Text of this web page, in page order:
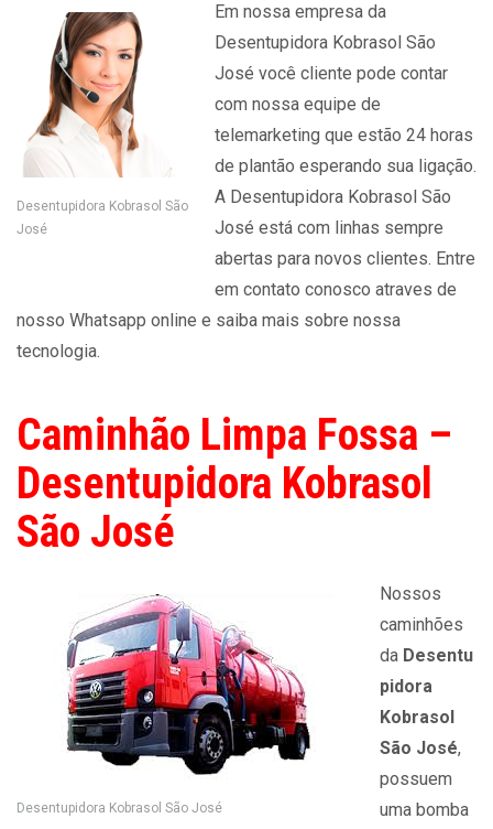
Desentupidora Kobrasol São
José
Em nossa empresa da
Desentupidora Kobrasol São
José você cliente pode contar
com nossa equipe de
telemarketing que estão 24 horas
de plantão esperando sua ligação.
A Desentupidora Kobrasol São
José está com linhas sempre
abertas para novos clientes. Entre
em contato conosco atraves de
nosso Whatsapp online e saiba mais sobre nossa
tecnologia.
Caminhão Limpa Fossa –
Desentupidora Kobrasol
São José
Desentupidora Kobrasol São José
Nossos
caminhões
da Desentu
pidora
Kobrasol
São José,
possuem
uma bomba